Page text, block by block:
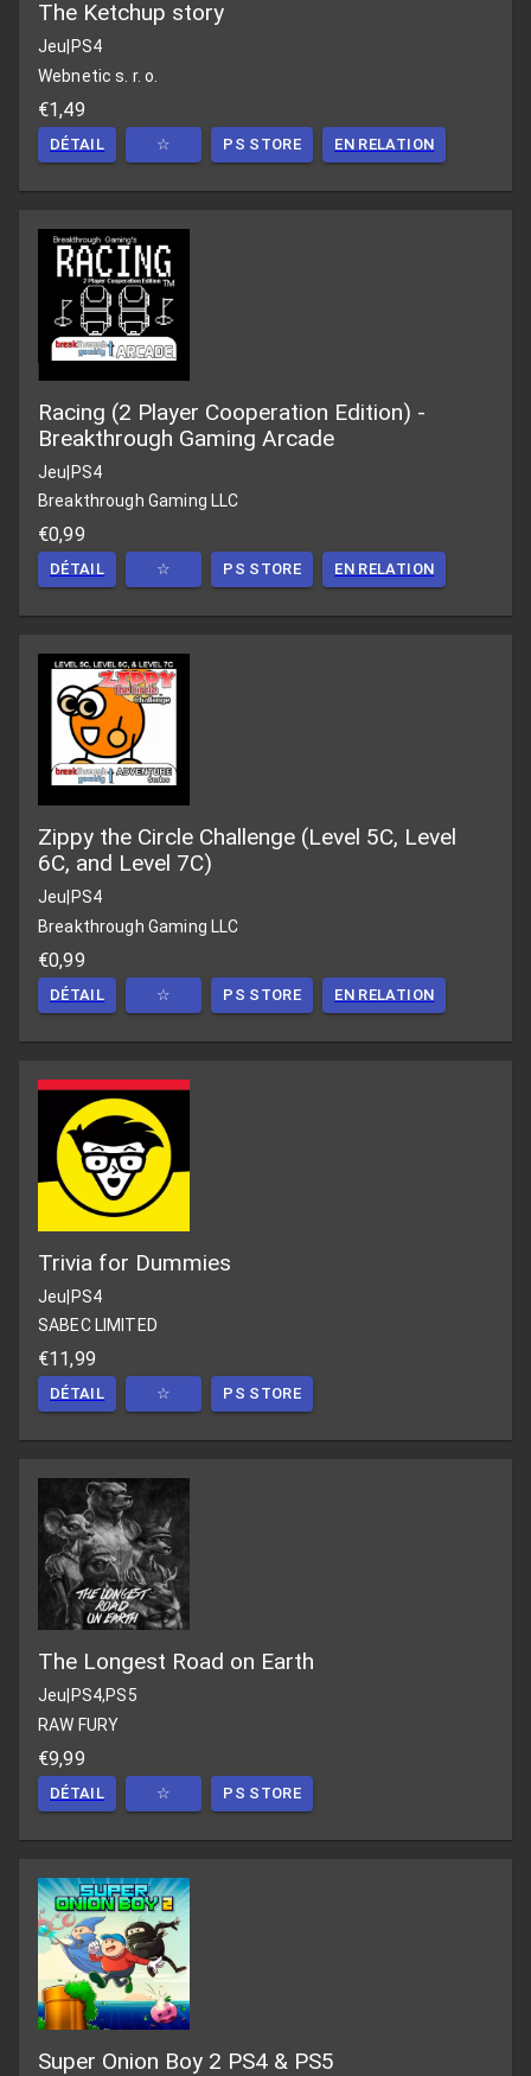
The Ketchup story
Jeu PS4
Webnetic s. r. o.
€1,49
DÉTAIL ☆ PS STORE EN RELATION
Racing (2 Player Cooperation Edition) -
Breakthrough Gaming Arcade
Jeu|PS4
Breakthrough Gaming LLC
€0,99
DÉTAIL ☆ PS STORE EN RELATION
Zippy the Circle Challenge (Level 5C, Level
6C, and Level 7C)
Jeu PS4
Breakthrough Gaming LLC
€0,99
DÉTAIL ☆ PS STORE EN RELATION
Trivia for Dummies
Jeu|PS4
SABEC LIMITED
€11,99
DÉTAIL ☆ PS STORE
The Longest Road on Earth
Jeu PS4,PS5
RAW FURY
€9,99
DÉTAIL ☆ PS STORE
Super Onion Boy 2 PS4 & PS5